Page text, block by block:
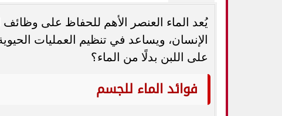
يُعد الماء العنصر الأهم للحفاظ على
الإنسان، ويساعد في تنظيم العمليات
على اللبن بدلًا من الماء؟
فوائد الماء للجسم
5 خطوات بسيطة تحميك من السكري